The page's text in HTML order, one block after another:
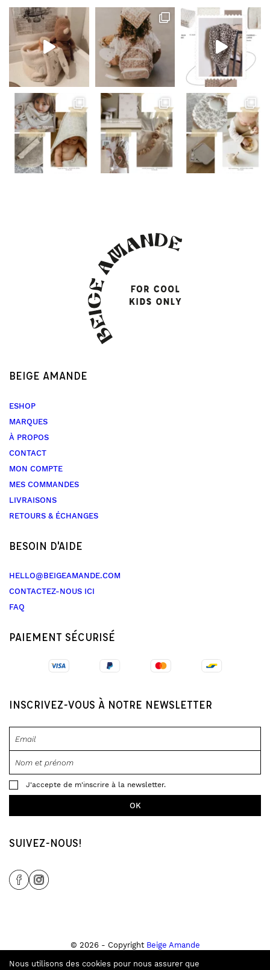
BEIGE AMANDE
ESHOP
MARQUES
À PROPOS
CONTACT
MON COMPTE
MES COMMANDES
LIVRAISONS
RETOURS & ÉCHANGES
BESOIN D'AIDE
HELLO@BEIGEAMANDE.COM
CONTACTEZ-NOUS ICI
FAQ
PAIEMENT SÉCURISÉ
INSCRIVEZ-VOUS À NOTRE NEWSLETTER
J'accepte de m'inscrire à la newsletter.
SUIVEZ-NOUS!
Share Icon
Share Icon
© 2026 - Copyright Beige Amande
Site créé parTampala Studio&Ecran Noir
Nous utilisons des cookies pour nous assurer que